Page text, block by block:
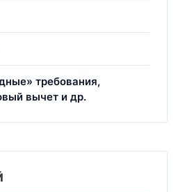
требования,
вычет и др.